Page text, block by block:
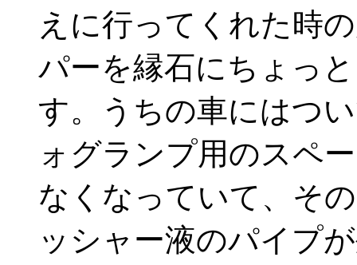
えに行ってくれた時
パーを縁石にちょっ
す。うちの車にはつ
ォグランプ用のスペ
なくなっていて、そ
ッシャー液のパイプ